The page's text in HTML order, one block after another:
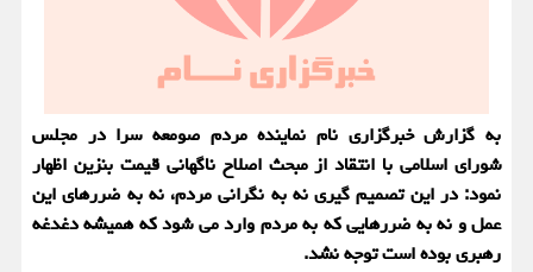
به گزارش خبرگزاری نام نماینده مردم صومعه سرا در مجلس
شورای اسلامی با انتقاد از مبحث اصلاح ناگهانی قیمت بنزین اظهار
نمود: در این تصمیم گیری نه به نگرانی مردم، نه به ضررهای این
عمل و نه به ضررهایی كه به مردم وارد می شود كه همیشه دغدغه
رهبری بوده است توجه نشد.